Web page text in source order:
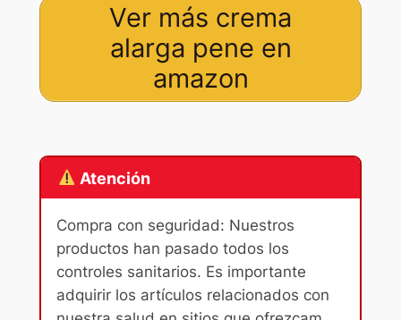
Ver más crema
alarga pene en
amazon
Atención
Compra con seguridad: Nuestros
productos han pasado todos los
controles sanitarios. Es importante
adquirir los artículos relacionados con